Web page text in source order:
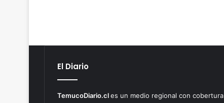
El Diario
TemucoDiario.cles un medio regional con cobertura